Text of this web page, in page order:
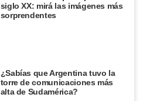
siglo XX: mirá las imágenes más
sorprendentes
¿Sabías que Argentina tuvo la
torre de comunicaciones más
alta de Sudamérica?